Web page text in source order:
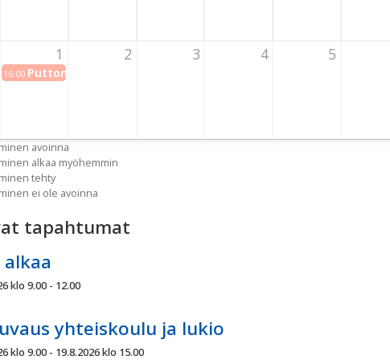
2026 Thursday
1
1 September 2026 Thursday
16:00 Puttonen varaus/Väylävirasto ja kunta
2
3
4
5
avoinna
alkaa myöhemmin
tehty
ei ole avoinna
tapahtumat
klo 9.00 - 12.00
yhteiskoulu ja lukio
klo 9.00 - 19.8.2026 klo 15.00